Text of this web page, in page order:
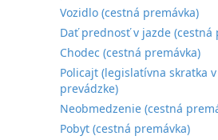
Vozidlo (cestná premávka)
Dať prednosť v jazde (cestná
Chodec (cestná premávka)
Policajt (legislatívna skratka
prevádzke)
Neobmedzenie (cestná
Pobyt (cestná premávka)